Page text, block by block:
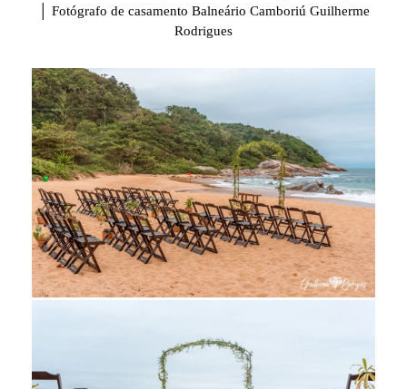
│ Fotógrafo de casamento Balneário Camboriú Guilherme
Rodrigues